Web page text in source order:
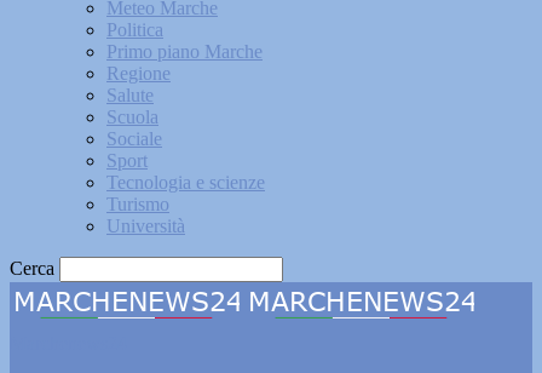
Meteo Marche
Politica
Primo piano Marche
Regione
Salute
Scuola
Sociale
Sport
Tecnologia e scienze
Turismo
Università
Cerca